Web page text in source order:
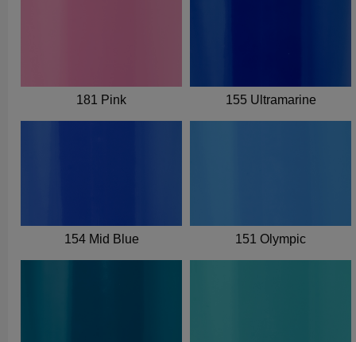
181 Pink 155 Ultramarine
154 Mid Blue 151 Olympic